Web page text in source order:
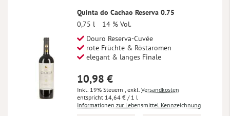
Quinta do Cachao Reserva 0.75
0,75 l
14 % Vol.
Douro Reserva-Cuvée
rote Früchte & Röstaromen
elegant & langes Finale
10,98 €
Inkl. 19% Steuern exkl. Versandkosten
14,64 € / 1 l
Informationen zur Lebensmittel Kennzeichnung